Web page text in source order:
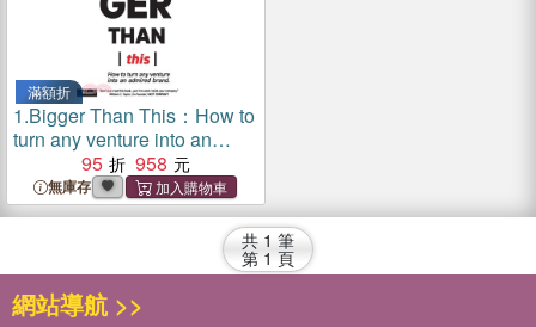
滿額折
1.Bigger Than This：How to
turn any venture into an
admired brand
95 958
無庫存
共 1 筆
第 1 頁
網站導航 >>